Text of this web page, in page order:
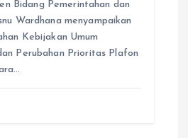
Tanah Bumbu Andi Rudi
Bidang Pemerintahan dan
Wardhana menyampaikan
Kebijakan Umum
Perubahan Prioritas Plafon